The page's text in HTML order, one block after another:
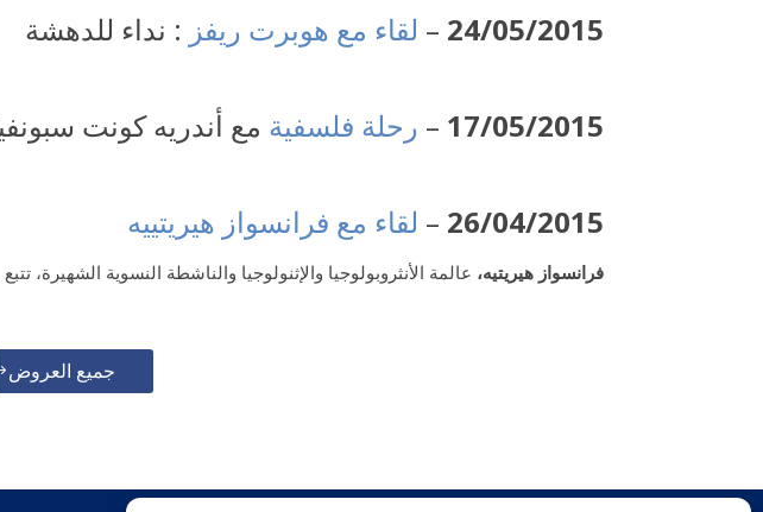
24/05/2015
– لقاء مع هوبرت ريفز : نداء للدهشة
17/05/2015
– رحلة فلسفية مع أندريه كونت
26/04/2015
– لقاء مع فرانسواز هيريتييه
فرانسواز هيريتيه، عالمة الأنثروبولوجيا والإثنولوجيا والناشطة النسوية الشهيرة،
جميع العروض